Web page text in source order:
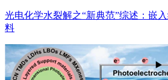
光电化学水裂解之“新典范”综述：嵌
料